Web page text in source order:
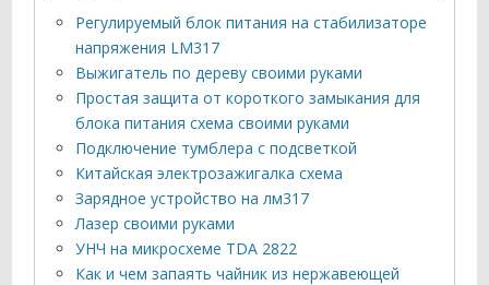
Регулируемый блок питания на стабилизаторе
напряжения LM317
Выжигатель по дереву своими руками
Простая защита от короткого замыкания для
блока питания схема своими руками
Подключение тумблера с подсветкой
Китайская электрозажигалка схема
Зарядное устройство на лм317
Лазер своими руками
УНЧ на микросхеме TDA 2822
Как и чем запаять чайник из нержавеющей